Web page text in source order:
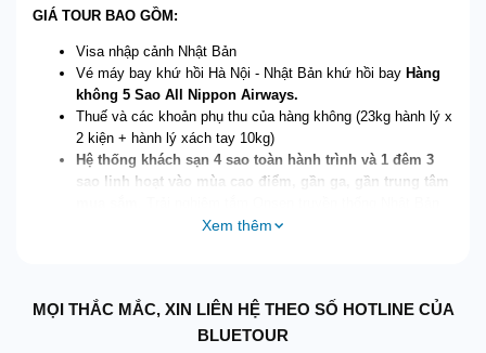
GIÁ TOUR BAO GỒM:
Visa nhập cảnh Nhật Bản
Vé máy bay khứ hồi Hà Nội - Nhật Bản khứ hồi bay Hàng
không 5 Sao All Nippon Airways.
Thuế và các khoản phụ thu của hàng không (23kg hành lý x
2 kiện + hành lý xách tay 10kg)
Hệ thống khách sạn 4 sao toàn hành trình và 1 đêm 3
sao linh hoạt vào mùa cao điểm, gần ga, gần trung tâm
tại hệ thống Khách sạn Onsen hoặc Lữ quán khu vực núi
thưởng thức bữa tối Buffet hoặc Menu truyền thống Nhật
Bản có tên gọi Kaiseki-ryori +Thực đơn bò Kobe, Chân
Xem thêm
MỌI THẮC MẮC, XIN LIÊN HỆ THEO SỐ HOTLINE CỦA
BLUETOUR